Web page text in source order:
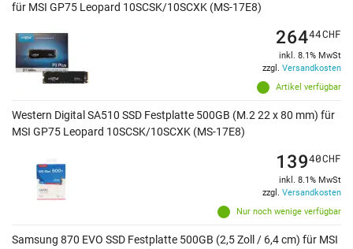
für MSI GP75 Leopard 10SCSK/10SCXK (MS-17E8)
Artikel verfügbar
26444CHF
inkl. 8.1% MwSt
zzgl. Versandkosten
Western Digital SA510 SSD Festplatte 500GB (M.2 22 x 80 mm) für
MSI GP75 Leopard 10SCSK/10SCXK (MS-17E8)
Nur noch wenige verfügbar
13940CHF
inkl. 8.1% MwSt
zzgl. Versandkosten
Samsung 870 EVO SSD Festplatte 500GB (2,5 Zoll / 6,4 cm) für MSI